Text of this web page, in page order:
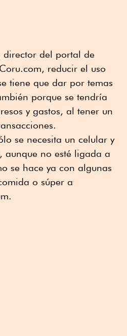
director del portal de
reducir el uso
tiene que dar por temas
porque se tendría
y gastos, al tener un
se necesita un celular y
aunque no esté ligada a
se hace ya con algunas
o súper a